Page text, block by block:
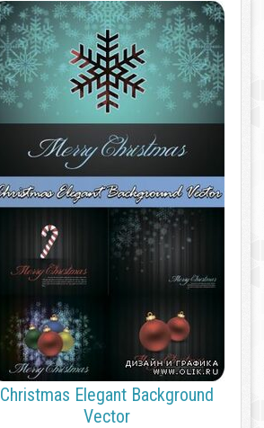
Christmas Elegant Background
Vector